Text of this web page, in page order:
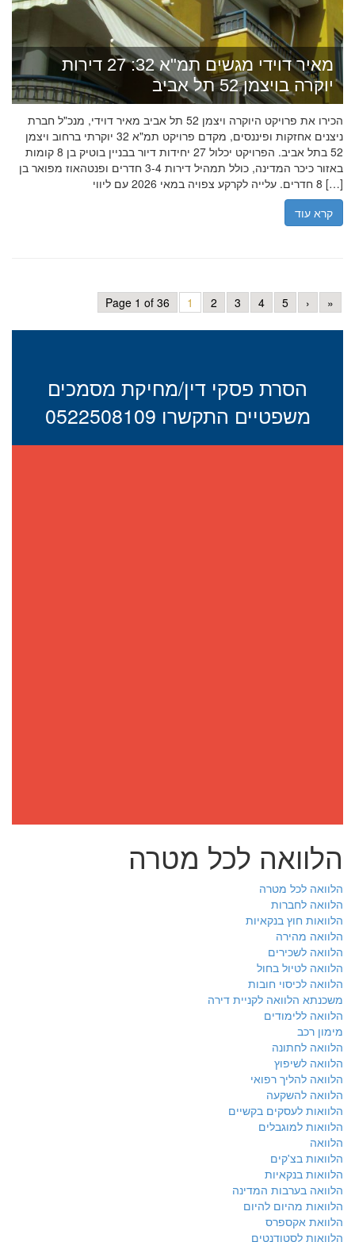
מאיר דוידי מגשים תמ"א 32: 27 דירות
יוקרה בויצמן 52 תל אביב
הכירו את פרויקט היוקרה ויצמן 52 תל אביב מאיר דוידי, מנכ"ל חברת
ניצנים אחזקות ופיננסים, מקדם פרויקט תמ"א 32 יוקרתי ברחוב ויצמן
52 בתל אביב. הפרויקט יכלול 27 יחידות דיור בבניין בוטיק בן 8 קומות
באזור כיכר המדינה, כולל תמהיל דירות 3-4 חדרים ופנטהאוז מפואר בן
8 חדרים. עלייה לקרקע צפויה במאי 2026 עם ליווי […]
קרא עוד
Page 1 of 36 1 2 3 4 5 › »
הסרת פסקי דין/מחיקת מסמכים
משפטיים התקשרו 0522508109
הלוואה לכל מטרה
הלוואה לכל מטרה
הלוואה לחברות
הלוואות חוץ בנקאיות
הלוואה מהירה
הלוואה לשכירים
הלוואה לטיול בחול
הלוואה לכיסוי חובות
משכנתא הלוואה לקניית דירה
הלוואה ללימודים
מימון רכב
הלוואה לחתונה
הלוואה לשיפוץ
הלוואה להליך רפואי
הלוואה להשקעה
הלוואות לעסקים בקשיים
הלוואות למוגבלים
הלוואה
הלוואות בצ'קים
הלוואות בנקאיות
הלוואה בערבות המדינה
הלוואות מהיום להיום
הלוואת אקספרס
הלוואות לסטודנטים